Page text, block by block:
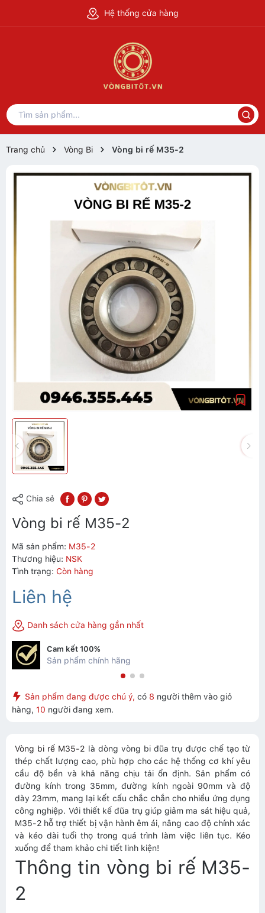
Hệ thống cửa hàng
Trang chủ Vòng Bi Vòng bi rế M35-2
Chia sẻ
Vòng bi rế M35-2
Mã sản phẩm: M35-2
Thương hiệu: NSK
Tình trạng: Còn hàng
Liên hệ
Danh sách cửa hàng gần nhất
Cam kết 100%
Sản phẩm chính hãng
Sản phẩm đang được chú ý, có 8 người thêm vào giỏ
hàng, 10 người đang xem.
Vòng bi rế M35-2 là dòng vòng bi đũa trụ được chế tạo từ
thép chất lượng cao, phù hợp cho các hệ thống cơ khí yêu
cầu độ bền và khả năng chịu tải ổn định. Sản phẩm có
đường kính trong 35mm, đường kính ngoài 90mm và độ
dày 23mm, mang lại kết cấu chắc chắn cho nhiều ứng dụng
công nghiệp. Với thiết kế đũa trụ giúp giảm ma sát hiệu quả,
M35-2 hỗ trợ thiết bị vận hành êm ái, nâng cao độ chính xác
và kéo dài tuổi thọ trong quá trình làm việc liên tục. Kéo
xuống để tham khảo chi tiết linh kiện!
Thông tin vòng bi rế M35-
2